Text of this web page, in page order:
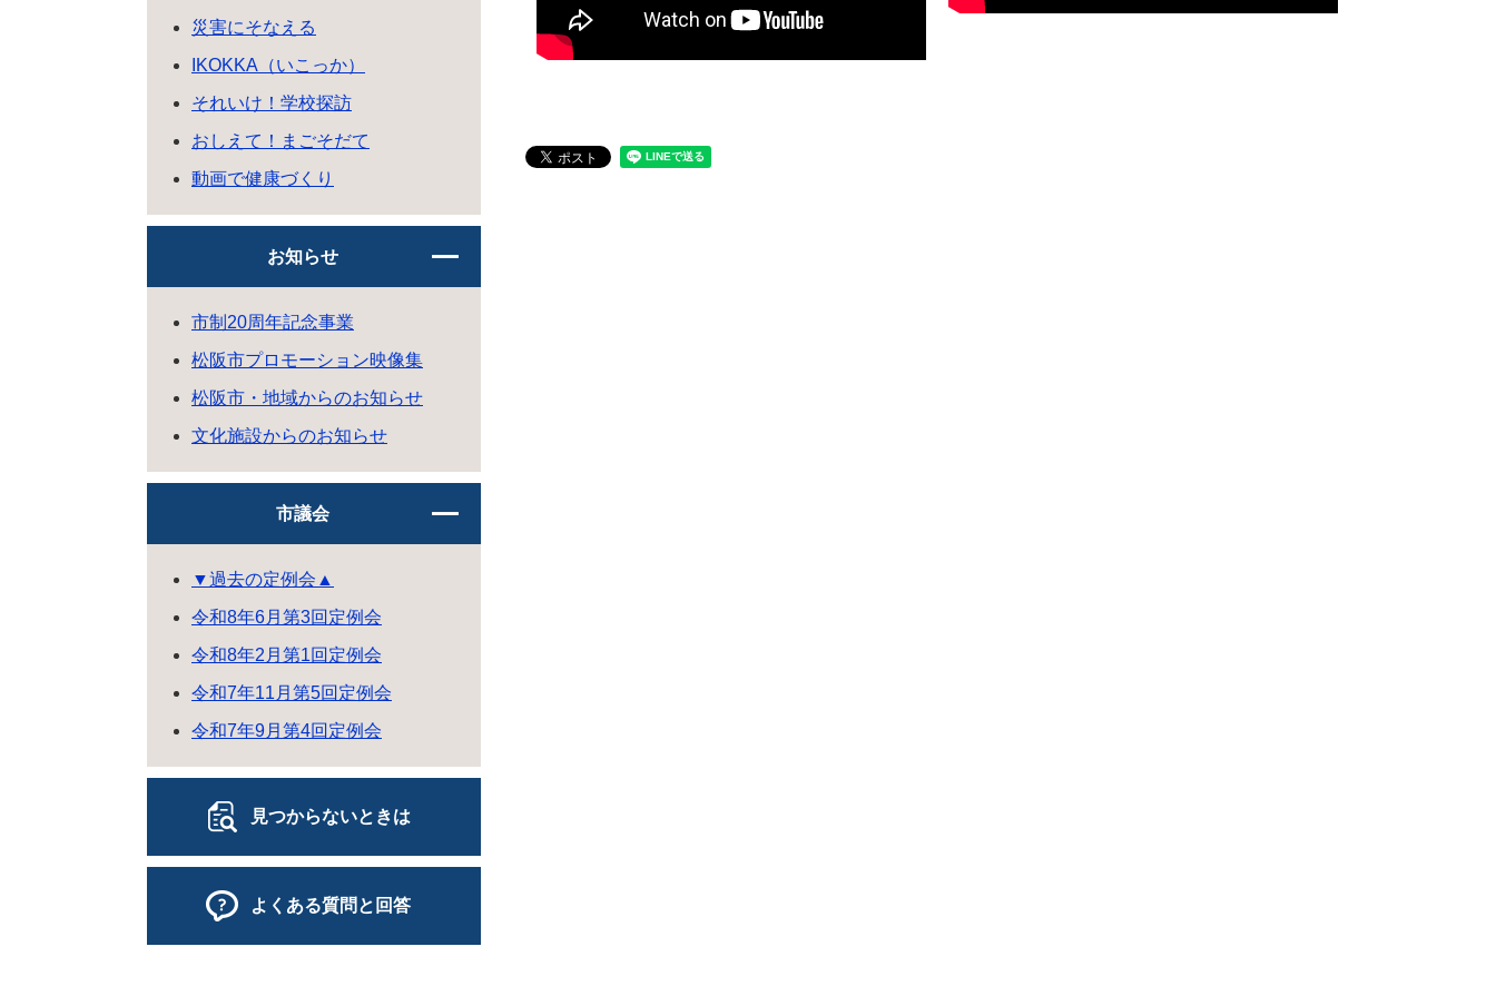
災害にそなえる
IKOKKA（いこっか）
それいけ！学校探訪
おしえて！まごそだて
動画で健康づくり
お知らせ
市制20周年記念事業
松阪市プロモーション映像集
松阪市・地域からのお知らせ
文化施設からのお知らせ
市議会
▼過去の定例会▲
令和8年6月第3回定例会
令和8年2月第1回定例会
令和7年11月第5回定例会
令和7年9月第4回定例会
見つからないときは
よくある質問と回答